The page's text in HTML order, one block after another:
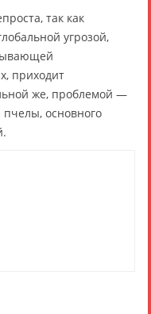
так как
угрозой,
приходит
же, проблемой —
основного